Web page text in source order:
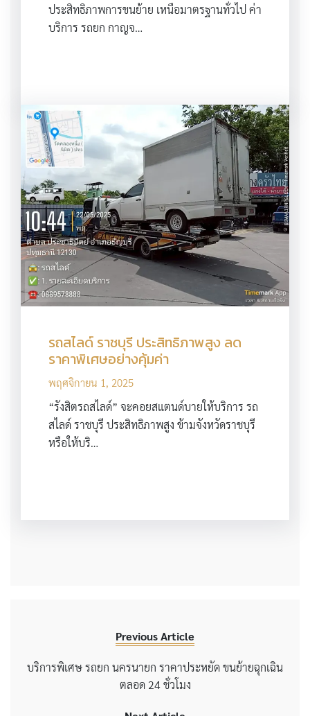
ประสิทธิภาพการขนย้าย เหนือมาตรฐานทั่วไป ค่า
บริการ รถยก กาญจ…
รถสไลด์ ราชบุรี ประสิทธิภาพสูง ลด
ราคาพิเศษอย่างคุ้มค่า
พฤศจิกายน 1, 2025
“รังสิตรถสไลด์” จะคอยสแตนด์บายให้บริการ รถ
สไลด์ ราชบุรี ประสิทธิภาพสูง ข้ามจังหวัดราชบุรี
หรือให้บริ…
Previous Article
บริการพิเศษ รถยก นครนายก ราคาประหยัด ขนย้ายฉุกเฉิน
ตลอด 24 ชั่วโมง